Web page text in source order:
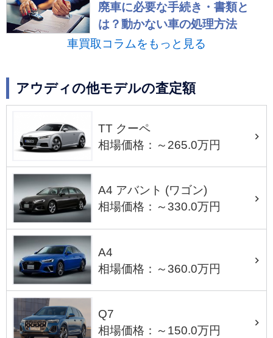
廃車に必要な手続き・書類と
は？動かない車の処理方法
車買取コラムをもっと見る
アウディの他モデルの査定額
TT クーペ
相場価格：～265.0万円
A4 アバント (ワゴン)
相場価格：～330.0万円
A4
相場価格：～360.0万円
Q7
相場価格：～150.0万円